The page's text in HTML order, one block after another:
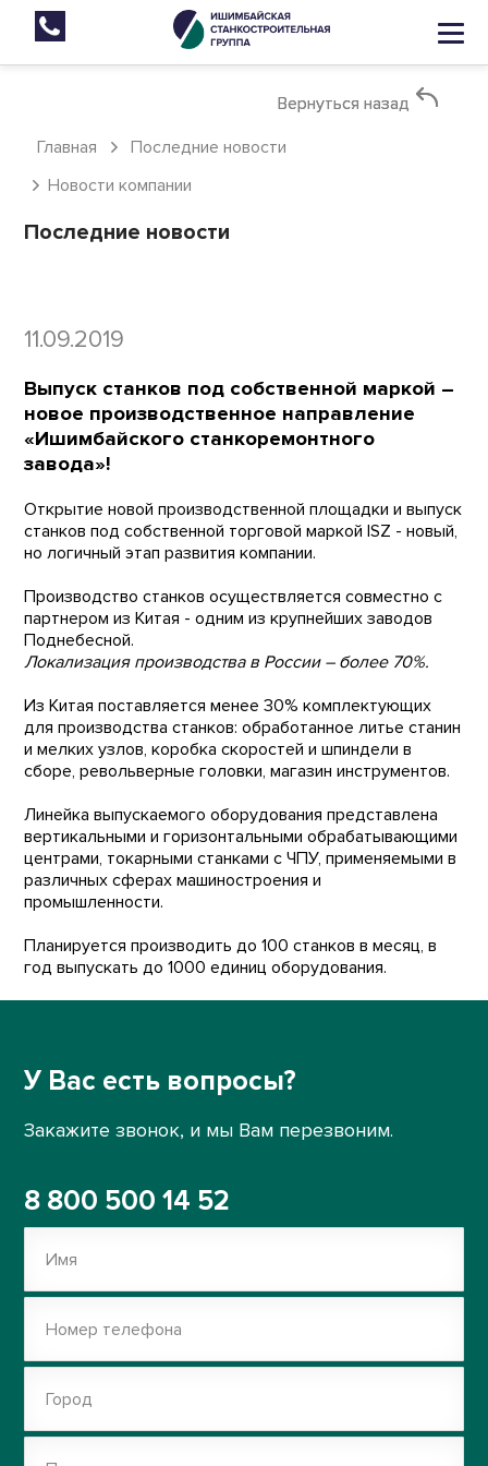
Вернуться назад
Главная
Вернуться назад
Последние новости
Новости компании
Последние новости
11.09.2019
Выпуск станков под собственной маркой –
новое производственное направление
«Ишимбайского станкоремонтного
завода»!
Открытие новой производственной площадки и выпуск
станков под собственной торговой маркой ISZ - новый,
но логичный этап развития компании.
Производство станков осуществляется совместно с
партнером из Китая - одним из крупнейших заводов
Поднебесной.
Локализация производства в России – более 70%.
Из Китая поставляется менее 30% комплектующих
для производства станков: обработанное литье станин
и мелких узлов, коробка скоростей и шпиндели в
сборе, револьверные головки, магазин инструментов.
Линейка выпускаемого оборудования представлена
вертикальными и горизонтальными обрабатывающими
центрами, токарными станками с ЧПУ, применяемыми в
различных сферах машиностроения и
промышленности.
Планируется производить до 100 станков в месяц, в
год выпускать до 1000 единиц оборудования.
У Вас есть вопросы?
Закажите звонок, и мы Вам перезвоним.
8 800 500 14 52
Имя
Номер телефона
Город